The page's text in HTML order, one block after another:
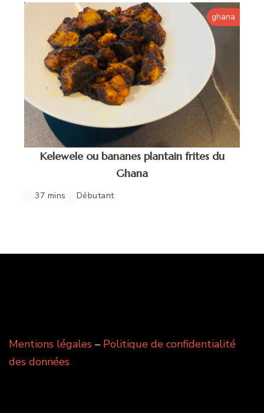
ghana
Kelewele ou bananes plantain frites du
Ghana
37 mins Débutant
Mentions légales – Politique de confidentialité
des données